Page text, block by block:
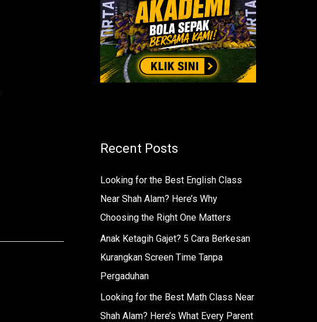
:
Recent Posts
Looking for the Best English Class
Near Shah Alam? Here’s Why
Choosing the Right One Matters
Anak Ketagih Gajet? 5 Cara Berkesan
Kurangkan Screen Time Tanpa
Pergaduhan
Looking for the Best Math Class Near
Shah Alam? Here’s What Every Parent